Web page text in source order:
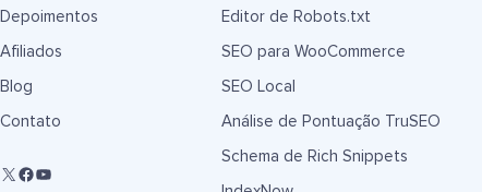
Depoimentos
Afiliados
Blog
Contato
Editor de Robots.txt
SEO para WooCommerce
SEO Local
Análise de Pontuação TruSEO
Schema de Rich Snippets